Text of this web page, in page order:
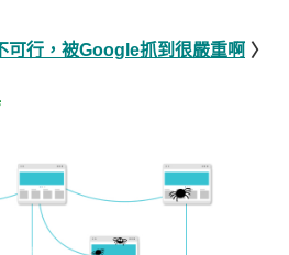
可行，被Google抓到很嚴重啊 〉